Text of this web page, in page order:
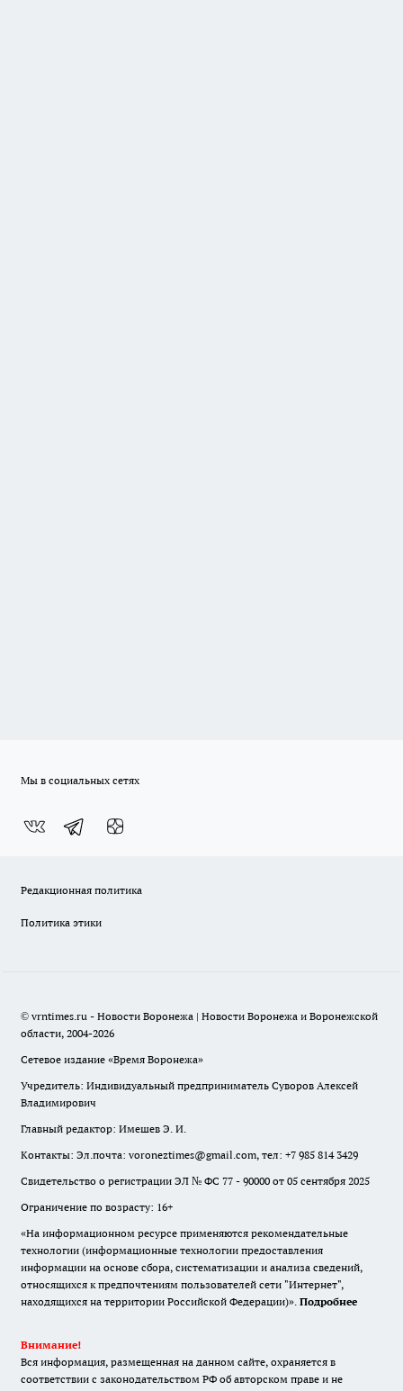
Мы в социальных сетях
Редакционная политика
Политика этики
© vrntimes.ru - Новости Воронежа | Новости Воронежа и Воронежской
области, 2004-2026
Сетевое издание «Время Воронежа»
Учредитель: Индивидуальный предприниматель Суворов Алексей
Владимирович
Главный редактор: Имешев Э. И.
Контакты: Эл.почта: voroneztimes@gmail.com, тел: +7 985 814 3429
Свидетельство о регистрации ЭЛ № ФС 77 - 90000 от 05 сентября 2025
Ограничение по возрасту: 16+
«На информационном ресурсе применяются рекомендательные
технологии (информационные технологии предоставления
информации на основе сбора, систематизации и анализа сведений,
относящихся к предпочтениям пользователей сети "Интернет",
находящихся на территории Российской Федерации)». Подробнее
Внимание!
Вся информация, размещенная на данном сайте, охраняется в
соответствии с законодательством РФ об авторском праве и не